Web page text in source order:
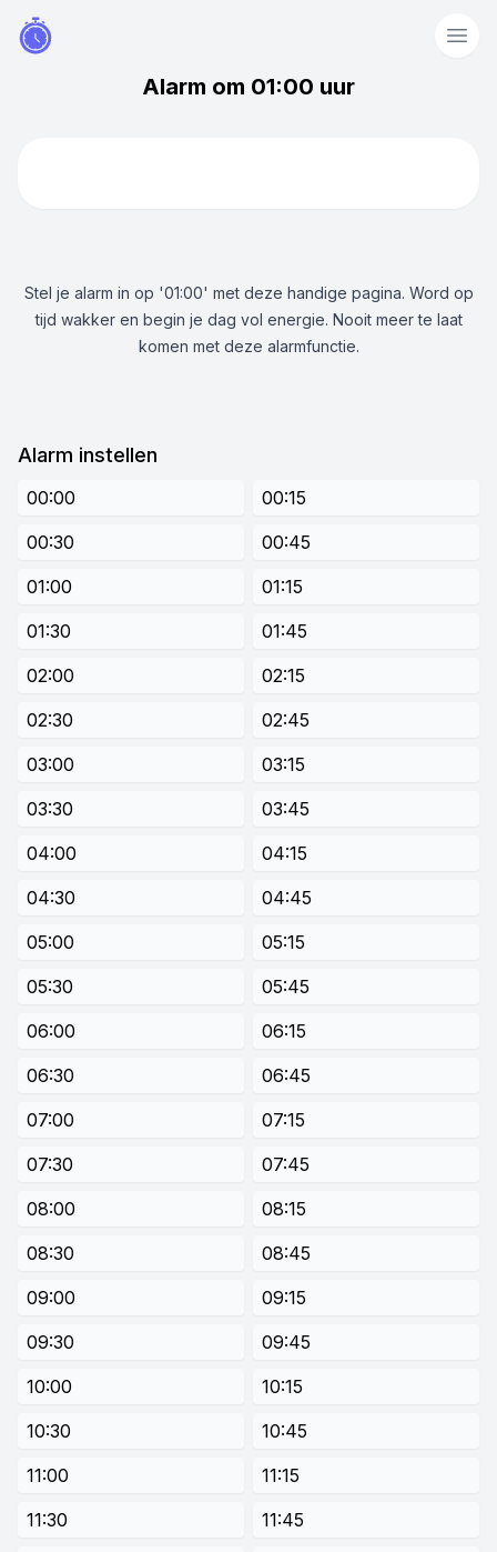
Alarm om 01:00 uur
Stel je alarm in op '01:00' met deze handige pagina. Word op
tijd wakker en begin je dag vol energie. Nooit meer te laat
komen met deze alarmfunctie.
Alarm instellen
00:00
00:15
00:30
00:45
01:00
01:15
01:30
01:45
02:00
02:15
02:30
02:45
03:00
03:15
03:30
03:45
04:00
04:15
04:30
04:45
05:00
05:15
05:30
05:45
06:00
06:15
06:30
06:45
07:00
07:15
07:30
07:45
08:00
08:15
08:30
08:45
09:00
09:15
09:30
09:45
10:00
10:15
10:30
10:45
11:00
11:15
11:30
11:45